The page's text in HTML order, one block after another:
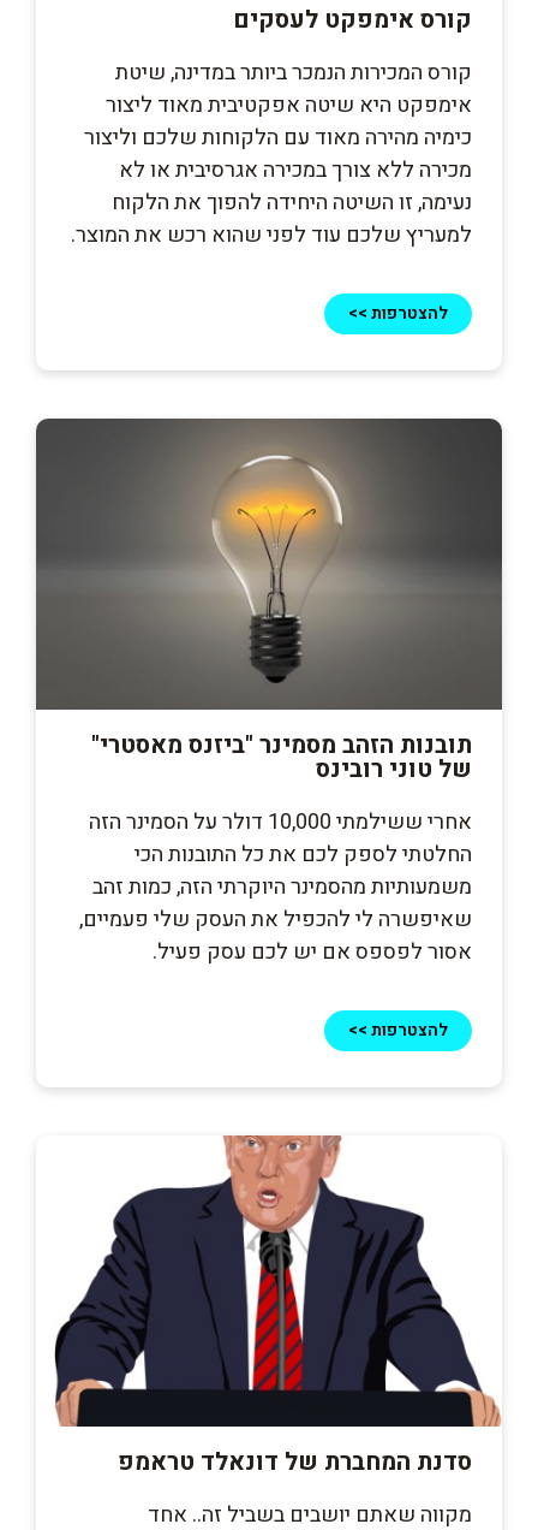
קורס אימפקט לעסקים
קורס המכירות הנמכר ביותר במדינה, שיטת
אימפקט היא שיטה אפקטיבית מאוד ליצור
כימיה מהירה מאוד עם הלקוחות שלכם וליצור
מכירה ללא צורך במכירה אגרסיבית או לא
נעימה, זו השיטה היחידה להפוך את הלקוח
למעריץ שלכם עוד לפני שהוא רכש את המוצר.
להצטרפות >>
תובנות הזהב מסמינר "ביזנס מאסטרי"
של טוני רובינס
אחרי ששילמתי 10,000 דולר על הסמינר הזה
החלטתי לספק לכם את כל התובנות הכי
משמעותיות מהסמינר היוקרתי הזה, כמות זהב
שאיפשרה לי להכפיל את העסק שלי פעמיים,
אסור לפספס אם יש לכם עסק פעיל.
להצטרפות >>
סדנת המחברת של דונאלד טראמפ
מקווה שאתם יושבים בשביל זה.. אחד